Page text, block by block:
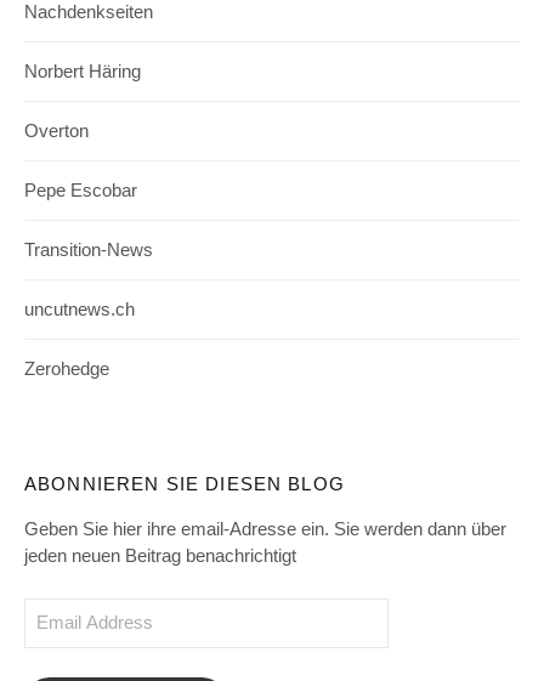
Nachdenkseiten
Norbert Häring
Overton
Pepe Escobar
Transition-News
uncutnews.ch
Zerohedge
ABONNIEREN SIE DIESEN BLOG
Geben Sie hier ihre email-Adresse ein. Sie werden dann über
jeden neuen Beitrag benachrichtigt